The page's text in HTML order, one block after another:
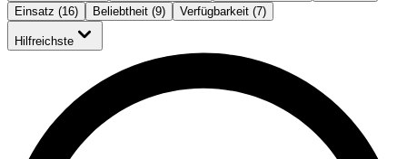
Einsatz (16)
Beliebtheit (9) Verfügbarkeit (7)
Hilfreichste